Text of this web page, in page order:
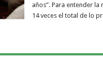
años”. Para entender
14 veces el total de lo